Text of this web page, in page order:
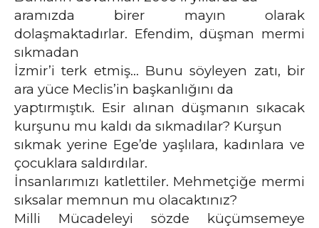
aramızda birer mayın olarak
dolaşmaktadırlar. Efendim, düşman mermi
sıkmadan
İzmir’i terk etmiş… Bunu söyleyen zatı, bir
ara yüce Meclis’in başkanlığını da
yaptırmıştık. Esir alınan düşmanın sıkacak
kurşunu mu kaldı da sıkmadılar? Kurşun
sıkmak yerine Ege’de yaşlılara, kadınlara ve
çocuklara saldırdılar.
İnsanlarımızı katlettiler. Mehmetçiğe mermi
sıksalar memnun mu olacaktınız?
Milli Mücadeleyi sözde küçümsemeye